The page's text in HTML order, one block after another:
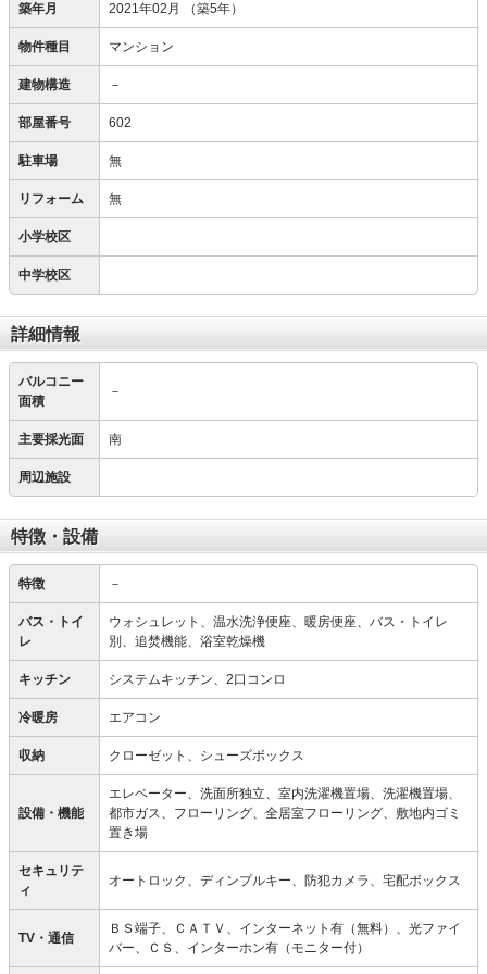
築年月 2021年02月 （築5年）
物件種目 マンション
建物構造 －
部屋番号 602
駐車場 無
リフォーム 無
小学校区
中学校区
詳細情報
バルコニー
面積
－
主要採光面 南
周辺施設
特徴・設備
特徴 －
バス・トイ
レ
ウォシュレット、温水洗浄便座、暖房便座、バス・トイレ
別、追焚機能、浴室乾燥機
キッチン システムキッチン、2口コンロ
冷暖房 エアコン
収納 クローゼット、シューズボックス
設備・機能
エレベーター、洗面所独立、室内洗濯機置場、洗濯機置場、
都市ガス、フローリング、全居室フローリング、敷地内ゴミ
置き場
セキュリテ
ィ
オートロック、ディンプルキー、防犯カメラ、宅配ボックス
TV・通信
ＢＳ端子、ＣＡＴＶ、インターネット有（無料）、光ファイ
バー、ＣＳ、インターホン有（モニター付）